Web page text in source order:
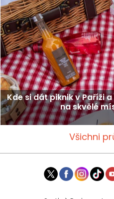
Kde si dát piknik v Paříži
na skvělé
Všichni